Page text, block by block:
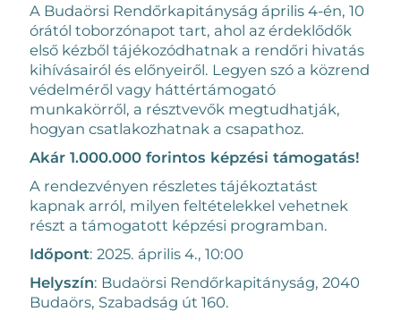
A Budaörsi Rendőrkapitányság április 4-én, 10
órától toborzónapot tart, ahol az érdeklődők
első kézből tájékozódhatnak a rendőri hivatás
kihívásairól és előnyeiről. Legyen szó a közrend
védelméről vagy háttértámogató
munkakörről, a résztvevők megtudhatják,
hogyan csatlakozhatnak a csapathoz.
Akár 1.000.000 forintos képzési támogatás!
A rendezvényen részletes tájékoztatást
kapnak arról, milyen feltételekkel vehetnek
részt a támogatott képzési programban.
Időpont: 2025. április 4., 10:00
Helyszín: Budaörsi Rendőrkapitányság, 2040
Budaörs, Szabadság út 160.